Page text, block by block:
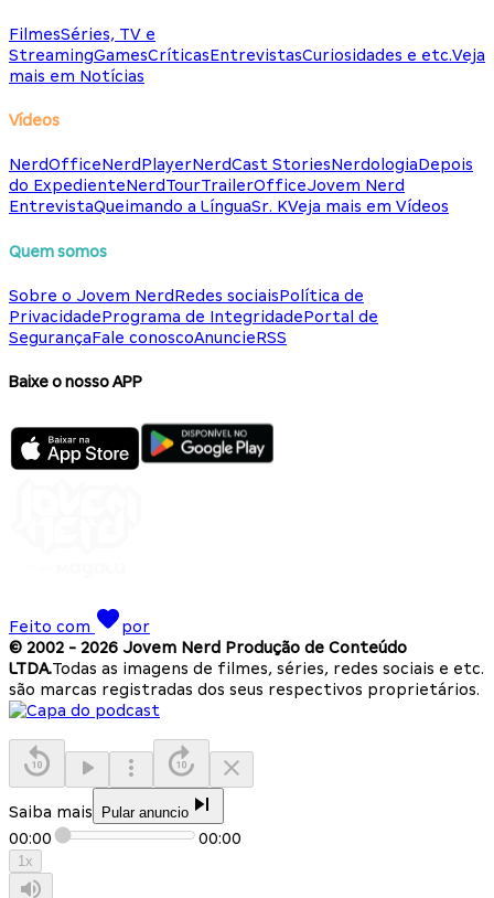
FilmesSéries, TV e
StreamingGamesCríticasEntrevistasCuriosidades e etc.Veja
mais em Notícias
Vídeos
NerdOfficeNerdPlayerNerdCast StoriesNerdologiaDepois
do ExpedienteNerdTourTrailerOfficeJovem Nerd
EntrevistaQueimando a LínguaSr. KVeja mais em Vídeos
Quem somos
Sobre o Jovem NerdRedes sociaisPolítica de
PrivacidadePrograma de IntegridadePortal de
SegurançaFale conoscoAnuncieRSS
Baixe o nosso APP
Feito com
por
© 2002 - 2026 Jovem Nerd Produção de Conteúdo
LTDA.Todas as imagens de filmes, séries, redes sociais e etc.
são marcas registradas dos seus respectivos proprietários.
Saiba mais Pular anuncio
00:00 00:00
1x